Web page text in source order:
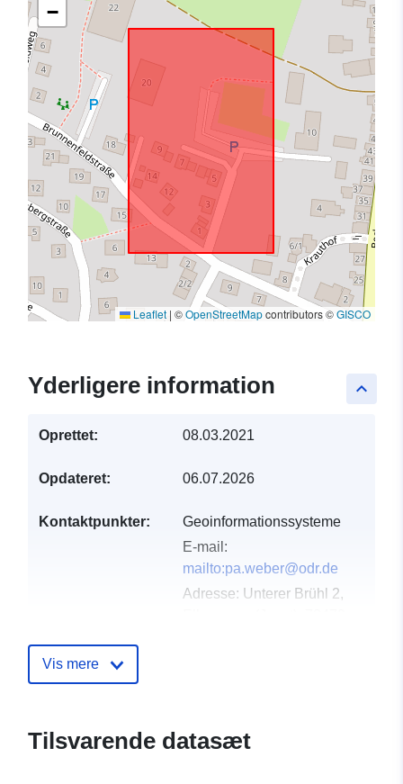
−
Leaflet | ©OpenStreetMapcontributors ©GISCO
keyboard_arrow_up
Yderligere information
Oprettet: 08.03.2021
Opdateret: 06.07.2026
Kontaktpunkter:
Geoinformationssysteme
E-mail:
mailto:pa.weber@odr.de
Adresse: Unterer Brühl 2,
Fortegnelse over
kataloger:
Tilføjet til data.europa.eu:
February 2026
Vis mere
Tilsvarende datasæt